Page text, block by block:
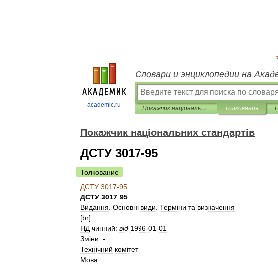
academic.ru
Словари и энциклопедии на
Покажчик національних стандартів Толкования
Покажчик національних стандартів
ДСТУ 3017-95
Толкование
ДСТУ 3017-95
ДСТУ 3017-95
Видання Основні види Терміни та визначення
[br]
НД чинний: від 1996-01-01
Зміни: -
Технічний комітет:
Мова: